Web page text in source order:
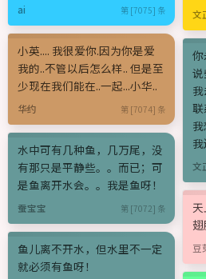
ai 第 [7075] 条
小英.... 我很爱你.因为你是爱
我的..不管以后怎么样.. 但是至
少现在我们能在..一起...小华..
华约 第 [7074] 条
水中可有几种鱼，几万尾，没
有那只是平静些。。而已；可
是鱼离开水会。。我是鱼呀！
蚕宝宝 第 [7072] 条
鱼儿离不开水，但水里不一定
就必须有鱼呀！
文
联
文
天上
翅
豆